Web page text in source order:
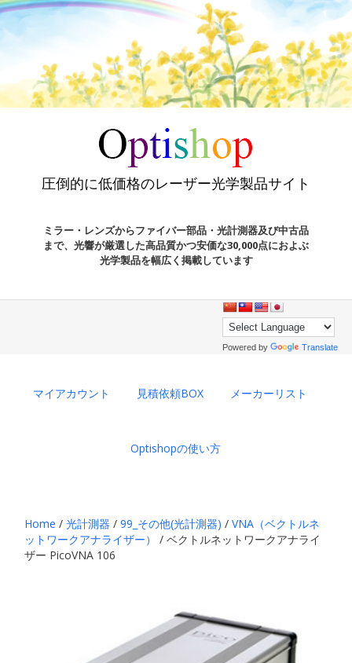
圧倒的に低価格のレーザー光学製品サイト
ミラー・レンズからファイバー部品・光計測器及び中古品
まで、光響が厳選した高品質かつ安価な30,000点におよぶ
光学製品を幅広く掲載しています
Powered by Translate
マイアカウント 見積依頼BOX メーカーリスト
Optishopの使い方
Home /光計測器 /99_その他(光計測器) /VNA（ベクトルネ
ットワークアナライザー）
/ ベクトルネットワークアナライ
ザー PicoVNA 106